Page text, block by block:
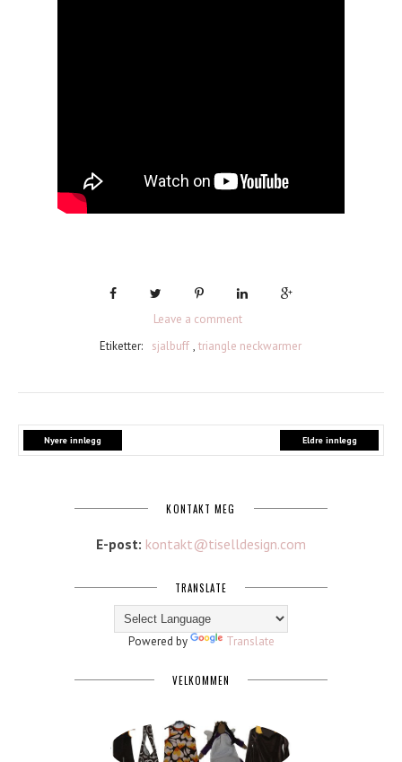
Leave a comment
Etiketter:
sjalbuff , triangle neckwarmer
Nyere innlegg Eldre innlegg
KONTAKT MEG
E-post: kontakt@tiselldesign.com
TRANSLATE
Powered by Translate
VELKOMMEN